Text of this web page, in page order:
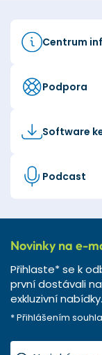
Centrum
Podpora
Software
Podcast
Novinky na e-
Přihlaste* se k
první dostávali
exkluzivní nabídky.
* Přihlášením